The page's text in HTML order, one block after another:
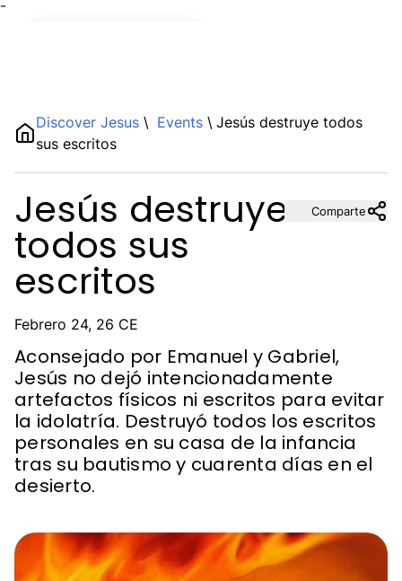
¯
Discover Jesus \ Events \ Jesús destruye todos
sus escritos
Jesús destruye
todos sus
escritos
Febrero 24, 26 CE
Aconsejado por Emanuel y Gabriel,
Jesús no dejó intencionadamente
artefactos físicos ni escritos para evitar
la idolatría. Destruyó todos los escritos
personales en su casa de la infancia
tras su bautismo y cuarenta días en el
desierto.
Comparte
Description